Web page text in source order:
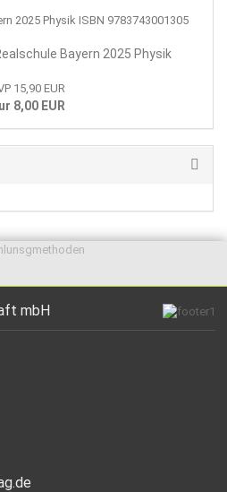
Bayern 2025 Physik
15,90 EUR
8,00 EUR
mbH